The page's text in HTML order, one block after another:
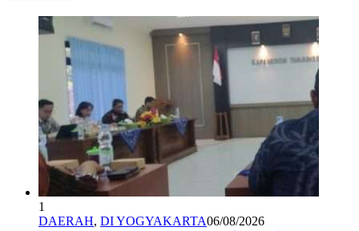
1
DAERAH, DI YOGYAKARTA06/08/2026